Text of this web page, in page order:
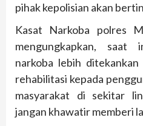
pihak kepolisian akan
Kasat Narkoba polres
mengungkapkan, saat
narkoba lebih
rehabilitasi kepada
masyarakat di sekitar
jangan khawatir memberi